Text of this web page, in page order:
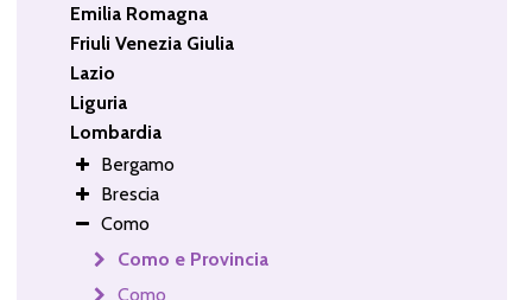
Emilia Romagna
Friuli Venezia Giulia
Lazio
Liguria
Lombardia
Bergamo
Brescia
Como
Como e Provincia
Como